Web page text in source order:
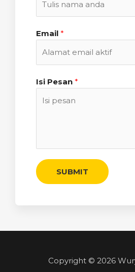
Email *
Isi Pesan *
SUBMIT
Copyright © 2026